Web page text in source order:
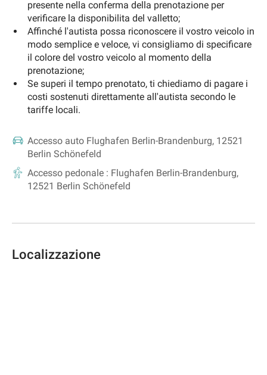
presente nella conferma della prenotazione per
verificare la disponibilita del valletto;
Affinché l'autista possa riconoscere il vostro veicolo in
modo semplice e veloce, vi consigliamo di specificare
il colore del vostro veicolo al momento della
prenotazione;
Se superi il tempo prenotato, ti chiediamo di pagare i
costi sostenuti direttamente all'autista secondo le
tariffe locali.
Accesso auto Flughafen Berlin-Brandenburg, 12521
Berlin Schönefeld
Accesso pedonale : Flughafen Berlin-Brandenburg,
12521 Berlin Schönefeld
Localizzazione